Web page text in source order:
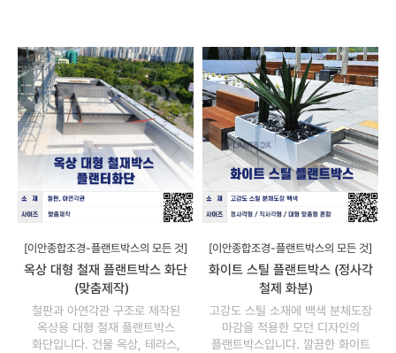
[이안종합조경-플랜트박스의 모든 것]
옥상 대형 철재 플랜트박스 화단
(맞춤제작)
철판과 아연각관 구조로 제작된
옥상용 대형 철재 플랜트박스
화단입니다. 건물 옥상, 테라스,
[이안종합조경-플랜트박스의 모든 것]
화이트 스틸 플랜트박스 (정사각
철제 화분)
고강도 스틸 소재에 백색 분체도장
마감을 적용한 모던 디자인의
플랜트박스입니다. 깔끔한 화이트